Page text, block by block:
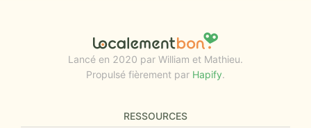
Lancé en 2020 par William et Mathieu.
Propulsé fièrement par Hapify.
RESSOURCES